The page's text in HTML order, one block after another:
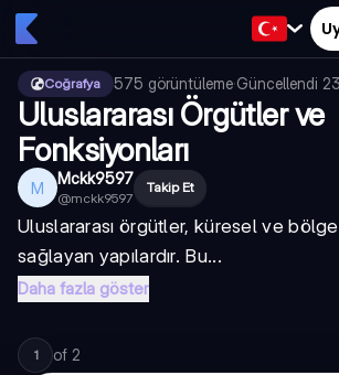
Coğrafya 575 görüntüleme·Güncellendi
Uluslararası Örgütler ve
Fonksiyonları
M Mckk9597
@mckk9597
Takip Et
Uluslararası örgütler, küresel ve
sağlayan yapılardır. Bu...
Daha fazla göster
1 of 2